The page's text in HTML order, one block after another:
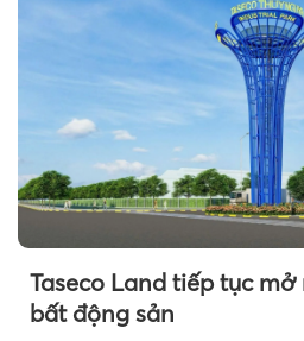
Taseco Land tiếp tục
bất động sản